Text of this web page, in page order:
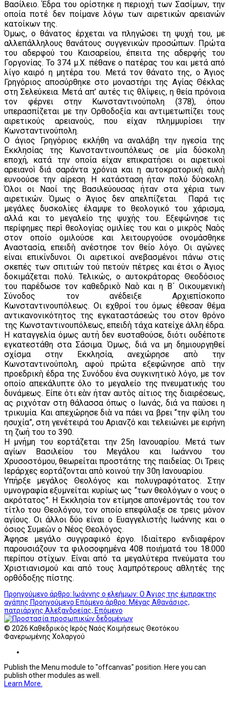
Βασίλειο. Έδρα του ορίστηκε η περιοχή των Σασίμων, την
οποία ποτέ δεν ποίμανε λόγω των αιρετικών αρειανών
κατοίκων της.
Όμως, ο θάνατος έρχεται να πληγώσει τη ψυχή του, με
αλλεπάλληλους θανάτους συγγενικών προσώπων. Πρώτα
του αδερφού του Καισαρείου, έπειτα της αδερφής του
Γοργονίας. Το 374 μ.Χ. πέθανε ο πατέρας του και μετά από
λίγο καιρό η μητέρα του. Μετά τον θάνατο της, ο Άγιος
Γρηγόριος αποσύρθηκε στο μοναστήρι της Αγίας Θέκλας
στη Σελεύκεια. Μετά απ’ αυτές τις θλίψεις, η θεία πρόνοια
τον φέρνει στην Κωνσταντινούπολη (378), όπου
υπερασπίζεται με την Ορθοδοξία και αντιμετωπίζει τους
αιρετικούς αρειανούς, που είχαν πλημμυρίσει την
Κωνσταντινούπολη.
Ο άγιος Γρηγόριος εκλήθη να αναλάβη την ηγεσία της
Εκκλησίας της Κωνσταντινουπόλεως σε μία δύσκολη
εποχή, κατά την οποία είχαν επικρατήσει οι αιρετικοὶ
αρειανοὶ διά σαράντα χρόνια και η αυτοκρατορικὴ αυλὴ
ευνοούσε την αίρεση. Η κατάσταση ήταν πολύ δύσκολη.
Όλοι οι Ναοί της Βασιλεύουσας ήταν στα χέρια των
αιρετικών. Όμως ο Άγιος δεν απελπίζεται. Παρά τις
μεγάλες δυσκολίες έλαμψε το θεολογικό του χάρισμα,
αλλά και το μεγαλείο της ψυχής του. Εξεφώνησε τις
περίφημες περὶ θεολογίας ομιλίες του και ο μικρὸς Ναὸς
στον οποίο ομιλούσε και λειτουργούσε ονομάσθηκε
Αναστασία, επειδὴ ανέστησε τον θείο λόγο. Οι αγώνες
είναι επικίνδυνοι. Οι αιρετικοί ανεβασμένοι πάνω στις
σκεπές των σπιτιών τού πετούν πέτρες και έτσι ο Άγιος
δοκιμάζεται πολύ. Τελικώς, ο αυτοκράτορας Θεοδόσιος
του παρέδωσε τον καθεδρικὸ Ναὸ και η Β´ Οικουμενικὴ
Σύνοδος τον ανέδειξε Αρχιεπίσκοπο
Κωνσταντινουπόλεως. Οι εχθροί του όμως έθεσαν θέμα
αντικανονικότητος της εγκαταστάσεώς του στον θρόνο
της Κωνσταντινουπόλεως, επειδὴ τάχα κατείχε άλλη έδρα.
Η καταγγελία όμως αυτή δεν ευσταθούσε, διότι ουδέποτε
εγκατεστάθη στα Σάσιμα. Όμως, διά να μη δημιουργηθεί
σχίσμα στην Εκκλησία, ανεχώρησε απὸ την
Κωνσταντινούπολη, αφού πρώτα εξεφώνησε απὸ την
προεδρικὴ έδρα της Συνόδου ένα συγκινητικὸ λόγο, με τον
οποίο απεκάλυπτε όλο το μεγαλείο της πνευματικής του
δυνάμεως. Είπε ότι εὰν ήταν αυτὸς αίτιος της διαιρέσεως,
ας ριχνόταν στη θάλασσα όπως ο Ιωνάς, διά να παύσει η
τρικυμία. Και απεχώρησε διὰ να πάει να βρει “την φίλη του
ησυχία”, στη γενέτειρά του Αριανζό και τελειώνει με ειρήνη
τη ζωή του το 390.
Η μνήμη του εορτάζεται την 25η Ιανουαρίου. Μετά των
αγίων Βασιλείου του Μεγάλου και Ιωάννου του
Χρυσοστόμου, θεωρείται προστάτης της παιδείας. Οι Τρεις
Ιεράρχες εορτάζονται απὸ κοινού την 30η Ιανουαρίου.
Υπήρξε μεγάλος Θεολόγος και πολυγραφότατος. Στην
υμνογραφία εξυμνείται κυρίως ως “των θεολόγων ο νους ο
ακρότατος”. Η Εκκλησία τον ετίμησε απονέμοντάς του τον
τίτλο του Θεολόγου, τον οποίο επεφύλαξε σε τρεις μόνον
αγίους. Οι άλλοι δύο είναι ο Ευαγγελιστὴς Ιωάννης και ο
όσιος Συμεὼν ο Νέος Θεολόγος.
Άφησε μεγάλο συγγραφικό έργο. Ιδιαίτερο ενδιαφέρον
παρουσιάζουν τα φιλοσοφημένα 408 ποιήματά του 18.000
περίπου στίχων. Είναι από τα μεγαλύτερα πνεύματα του
Χριστιανισμού και από τους λαμπρότερους αθλητές της
ορθόδοξης πίστης.
Προηγούμενο άρθρο: Ιωάννης ο ελεήμων: Ο Άγιος της έμπρακτης
αγάπης Προηγούμενο Επόμενο άρθρο: Μέγας Αθανάσιος,
πατριάρχης Αλεξανδρείας, Επόμενο
© 2026 Καθεδρικός Ιερός Ναός Κοιμήσεως Θεοτόκου
Φανερωμένης Χολαργού
Publish the Menu module to "offcanvas" position. Here you can
publish other modules as well.
Learn More.